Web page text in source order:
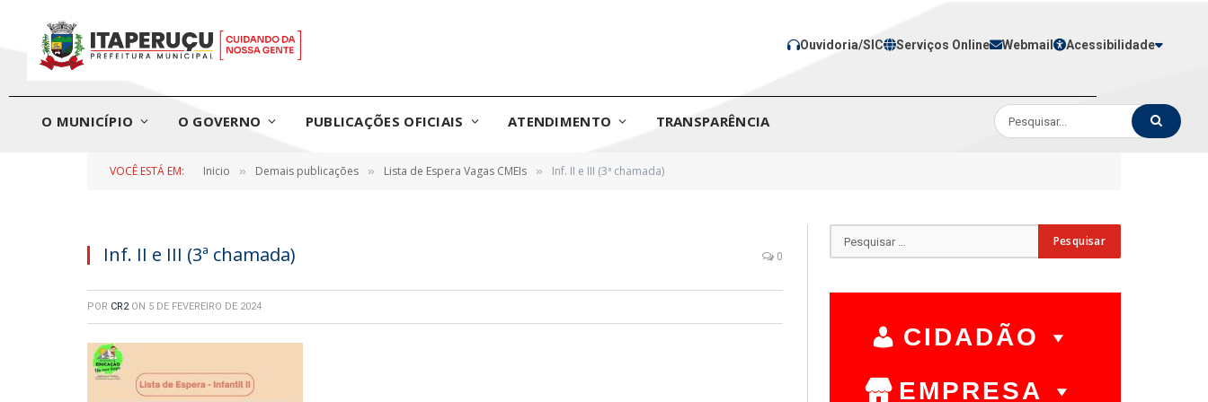
Ouvidoria/SIC Serviços Online Webmail Acessibilidade
O MUNICÍPIO O GOVERNO PUBLICAÇÕES OFICIAIS ATENDIMENTO TRANSPARÊNCIA
VOCÊ ESTÁ EM: Inicio » Demais publicações » Lista de Espera Vagas CMEIs » Inf. II e III (3ª chamada)
Inf. II e III (3ª chamada) 0
POR CR2 ON 5 DE FEVEREIRO DE 2024
CIDADÃO
EMPRESA